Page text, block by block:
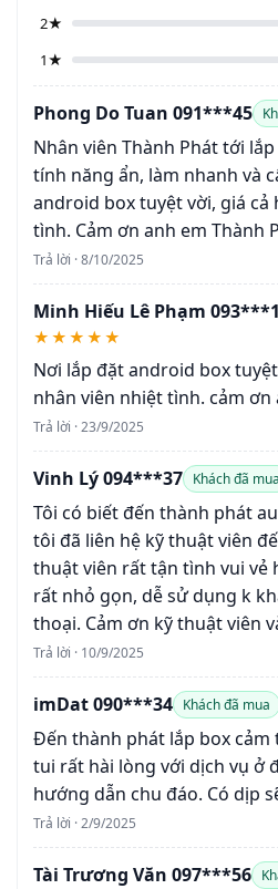
2★
1★
Phong Do Tuan 091***45
Nhân viên Thành Phát tới
tính năng ẩn, làm nhanh và
android box tuyệt vời, giá cả
tình. Cảm ơn anh em Thành
Trả lời · 8/10/2025
Minh Hiếu Lê Phạm
★★★★★
Nơi lắp đặt android box
nhân viên nhiệt tình. cảm ơn
Trả lời · 23/9/2025
Vinh Lý 094***37 Khách đã mua
Tôi có biết đến thành phát
tôi đã liên hệ kỹ thuật viên
thuật viên rất tận tình vui vẻ
rất nhỏ gọn, dễ sử dụng k
thoại. Cảm ơn kỹ thuật viên
Trả lời · 10/9/2025
imDat 090***34 Khách đã mua
Đến thành phát lắp box cảm
tui rất hài lòng với dịch vụ ở
hướng dẫn chu đáo. Có dịp
Trả lời · 2/9/2025
Tài Trương Văn 097***56